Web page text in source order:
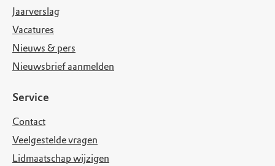
Jaarverslag
Vacatures
Nieuws & pers
Nieuwsbrief aanmelden
Service
Contact
Veelgestelde vragen
Lidmaatschap wijzigen